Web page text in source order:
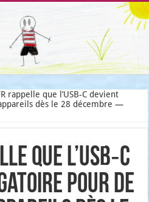
rappelle que l’USB‑C devient
dès le 28 décembre —
que l’USB‑C
pour de